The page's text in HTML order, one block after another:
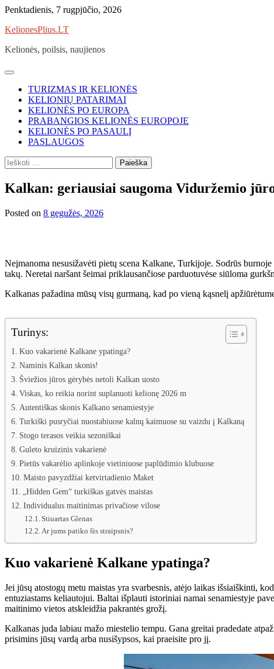
Skip
content
Penktadienis, 7 rugpjūčio, 2026
KelionesPlius.LT
Kelionės, poilsis, naujienos
TURIZMAS IR KELIONĖS
KELIONIŲ PATARIMAI
KELIONĖS PO EUROPA
PRABANGIOS KELIONĖS EUROPOJE
KELIONĖS PO PASAULĮ
PASLAUGOS
Ieškoti:
Kalkan: geriausiai saugoma Viduržemio
Posted on 8 gegužės, 2026
Neįmanoma nesusižavėti pietų scena Kalkane, Turkijoje. Sodrūs
takų. Neretai naršant šeimai priklausančiose parduotuvėse siūloma
Kalkanas pažadina mūsų visų gurmaną, kad po vieną kąsnelį
Turinys:
Kuo vakarienė Kalkane ypatinga?
Naminis Kalkan skonis!
Šviežios jūros gėrybės netoli Kalkan uosto
Viskas, ko reikia norint suplanuoti kelionę 2026 m
Autentiškas skonis Kalkano senamiestyje
Turkiški pusryčiai nuostabiuose kalnų kaimuose su vaizdu į Kalkaną
Stogo terasos veikia sezoniškai
Guleto kruizinis vakarienė
Pietūs vakarėlio aplinkoje vietiniuose paplūdimio klubuose
Maisto pavyzdžiai ketvirtadienio Maket
„Hidden Gem“ turkiškas gatvės maistas
Individualus maitinimas privačiose vilose
Stiuartas Glenas
Ar jums patiko šis straipsnis?
Kuo vakarienė Kalkane ypatinga?
Jei jūsų atostogų metu maistas yra svarbesnis, atėjo laikas išsiaiškinti,
entuziastams keliautojui. Baltai išplauti istoriniai namai senamiestyje
maitinimo vietos atskleidžia pakrantės grožį.
Kalkanas juda labiau mažo miestelio tempu. Gana greitai pradedate
prisimins jūsų vardą arba nusišypsos, kai praeisite pro jį.